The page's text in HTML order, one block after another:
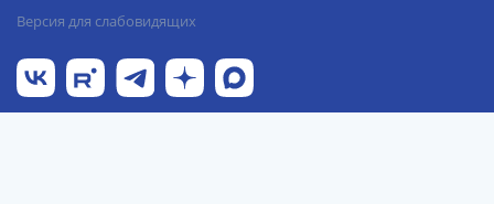
Версия для слабовидящих